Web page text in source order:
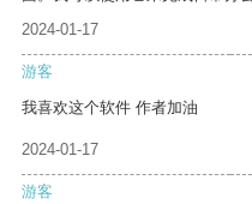
2024-01-17
游客
我喜欢这个软件 作者加油
2024-01-17
游客